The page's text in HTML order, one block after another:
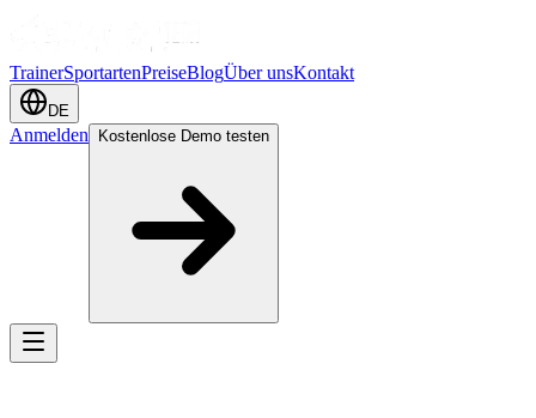
TrainerSportartenPreiseBlogÜber unsKontakt
DE
Anmelden Kostenlose Demo testen